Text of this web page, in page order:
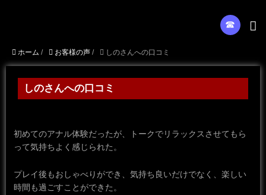
☎︎
ホーム / お客様の声 / しのさんへの口コミ
しのさんへの口コミ
初めてのアナル体験だったが、トークでリラックスさせてもら
って気持ちよく感じられた。
プレイ後もおしゃべりができ、気持ち良いだけでなく、楽しい
時間も過ごすことができた。